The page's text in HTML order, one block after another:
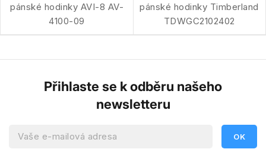
pánské hodinky AVI-8 AV-
4100-09
pánské hodinky Timberland
TDWGC2102402
Přihlaste se k odběru našeho
newsletteru